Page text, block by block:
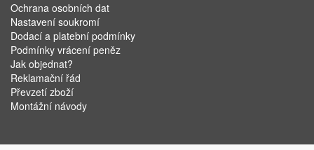
Ochrana osobních dat
Nastavení soukromí
Dodací a platební podmínky
Podmínky vrácení peněz
Jak objednat?
Reklamační řád
Převzetí zboží
Montážní návody